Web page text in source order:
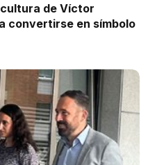
de Víctor
convertirse en símbolo